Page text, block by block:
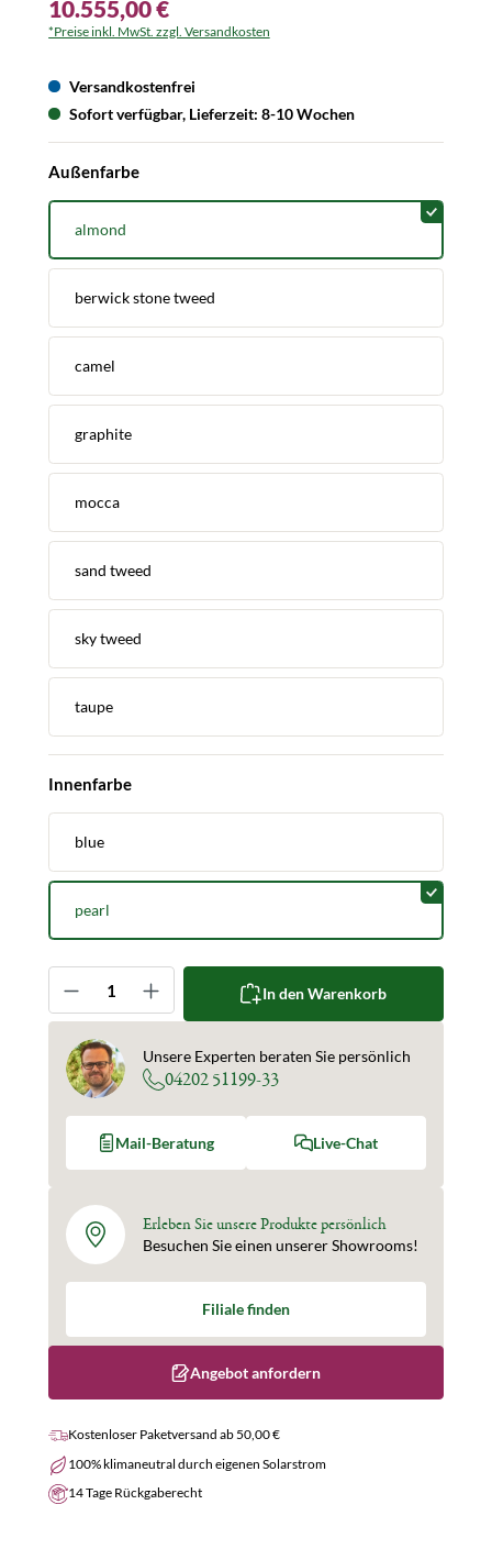
10.555,00 €
*Preise inkl. MwSt. zzgl. Versandkosten
Versandkostenfrei
Sofort verfügbar, Lieferzeit: 8-10 Wochen
Außenfarbeauswählen
almond
berwick stone tweed
camel
graphite
mocca
sand tweed
sky tweed
taupe
Innenfarbeauswählen
blue
pearl
Produkt Anzahl: Gib den gewünschten Wert ein
In den Warenkorb
Unsere Experten beraten Sie persönlich
04202 51199-33
Mail-Beratung Live-Chat
Erleben Sie unsere Produkte persönlich
Besuchen Sie einen unserer Showrooms!
Filiale finden
Angebot anfordern
Kostenloser Paketversand ab 50,00 €
100% klimaneutral durch eigenen Solarstrom
14 Tage Rückgaberecht